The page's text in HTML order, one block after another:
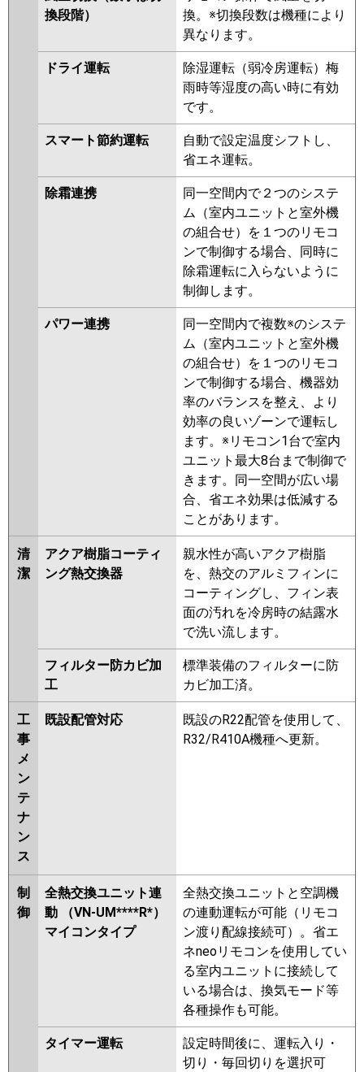
RPV-AP224SHG6-kobe
パナソニック PA-P224B7HTB PA-P224B7HTNB
PA-P224B7HT PA-P224B7HTN
PA-P224B6HTB
PA-P224B6HTA PA-P224B6HTN1
換段階）
換。※切換段数は機種により
異なります。
ドライ運転
除湿運転（弱冷房運転）梅
雨時等湿度の高い時に有効
です。
スマート節約運転
自動で設定温度シフトし、
省エネ運転。
除霜連携
同一空間内で２つのシステ
ム（室内ユニットと室外機
の組合せ）を１つのリモコ
ンで制御する場合、同時に
除霜運転に入らないように
制御します。
パワー連携
同一空間内で複数※のシステ
ム（室内ユニットと室外機
の組合せ）を１つのリモコ
ンで制御する場合、機器効
率のバランスを整え、より
効率の良いゾーンで運転し
ます。※リモコン1台で室内
ユニット最大8台まで制御で
きます。同一空間が広い場
合、省エネ効果は低減する
ことがあります。
清
潔
アクア樹脂コーティ
ング熱交換器
親水性が高いアクア樹脂
を、熱交のアルミフィンに
コーティングし、フィン表
面の汚れを冷房時の結露水
で洗い流します。
フィルター防カビ加
工
標準装備のフィルターに防
カビ加工済。
工
事
メ
ン
テ
ナ
ン
ス
既設配管対応
既設のR22配管を使用して、
R32/R410A機種へ更新。
制
御
全熱交換ユニット連
動 （VN-UM****R*）
マイコンタイプ
全熱交換ユニットと空調機
の連動運転が可能（リモコ
ン渡り配線接続可）。省エ
ネneoリモコンを使用してい
る室内ユニットに接続して
いる場合は、換気モード等
各種操作も可能。
タイマー運転
設定時間後に、運転入り・
切り・毎回切りを選択可